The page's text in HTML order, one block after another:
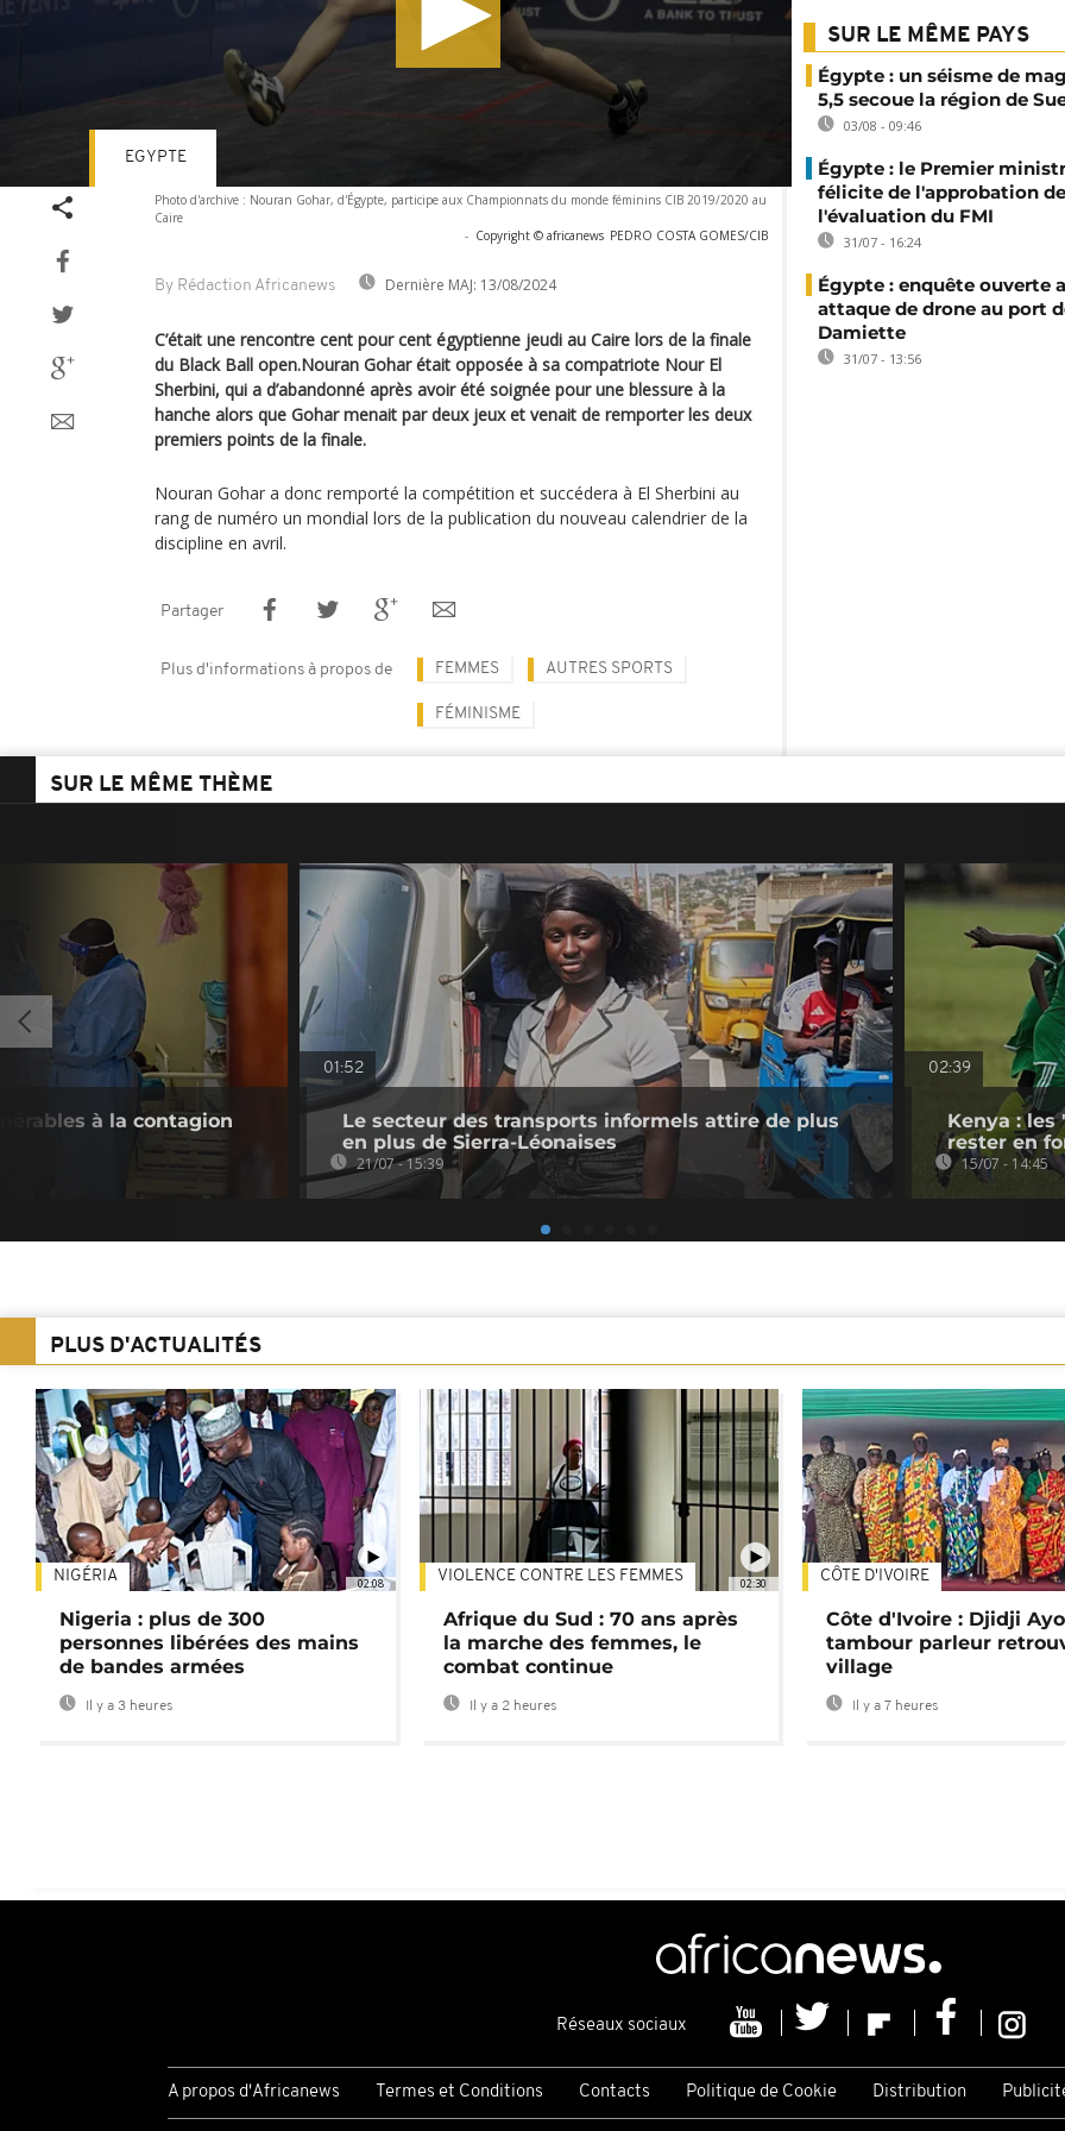
Photo d'archive : Nouran Gohar, d'Égypte, participe aux Championnats du monde féminins CIB 2019/2020 au
Caire
- Copyright © africanews PEDRO COSTA GOMES/CIB
By Rédaction Africanews Dernière MAJ: 13/08/2024
EGYPTE
C’était une rencontre cent pour cent égyptienne jeudi au Caire lors de la finale
du Black Ball open.Nouran Gohar était opposée à sa compatriote Nour El
Sherbini, qui a d’abandonné après avoir été soignée pour une blessure à la
hanche alors que Gohar menait par deux jeux et venait de remporter les deux
premiers points de la finale.
Nouran Gohar a donc remporté la compétition et succédera à El Sherbini au
rang de numéro un mondial lors de la publication du nouveau calendrier de la
discipline en avril.
Partager
Plus d'informations à propos de FEMMES AUTRES SPORTS
FÉMINISME
SUR LE MÊME PAYS
Égypte : un séisme de
5,5 secoue la région de
03/08 - 09:46
Égypte : le Premier
félicite de l'approbation de
l'évaluation du FMI
31/07 - 16:24
Égypte : enquête ouverte
attaque de drone au port
Damiette
31/07 - 13:56
SUR LE MÊME THÈME
à la contagion
01:52
Le secteur des transports informels attire de plus
en plus de Sierra-Léonaises
21/07 - 15:39
02:39
Kenya : les
rester en
15/07 - 14:45
PLUS D'ACTUALITÉS
02:08
NIGÉRIA
Nigeria : plus de 300
personnes libérées des mains
de bandes armées
Il y a 3 heures
02:30
VIOLENCE CONTRE LES FEMMES
Afrique du Sud : 70 ans après
la marche des femmes, le
combat continue
Il y a 2 heures
CÔTE D'IVOIRE
Côte d'Ivoire : Djidji
tambour parleur
village
Il y a 7 heures
Réseaux sociaux
A propos d'Africanews Termes et Conditions Contacts Politique de Cookie Distribution